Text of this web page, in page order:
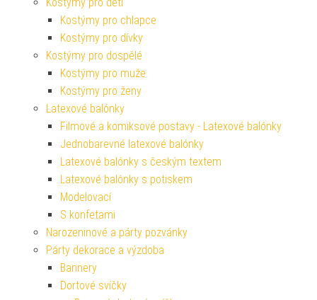
Kostýmy pro chlapce
Kostýmy pro dívky
Kostýmy pro dospělé
Kostýmy pro muže
Kostýmy pro ženy
Latexové balónky
Filmové a komiksové postavy - Latexové balónky
Jednobarevné latexové balónky
Latexové balónky s českým textem
Latexové balónky s potiskem
Modelovací
S konfetami
Narozeninové a párty pozvánky
Párty dekorace a výzdoba
Bannery
Dortové svíčky